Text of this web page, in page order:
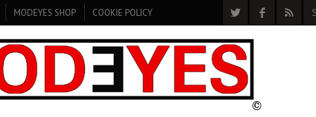
MODEYES SHOP COOKIE POLICY